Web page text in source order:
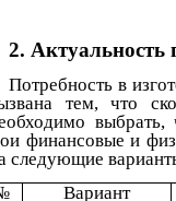
2. Актуальность
Потребность в
тем, что
выбрать,
финансовые и
следующие
Вариант